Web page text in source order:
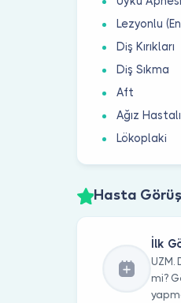
Lezyonlu
Diş Kırıkları
Diş Sıkma
Aft
Ağız
Lökoplaki
Hasta
İlk
UZM.
mi?